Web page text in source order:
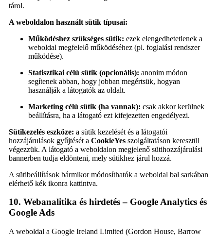
tárol.
A weboldalon használt sütik típusai:
Működéshez szükséges sütik: ezek elengedhetetlenek a
weboldal megfelelő működéséhez (pl. foglalási rendszer
működése).
Statisztikai célú sütik (opcionális): anonim módon
segítenek abban, hogy jobban megértsük, hogyan
használják a látogatók az oldalt.
Marketing célú sütik (ha vannak): csak akkor kerülnek
beállításra, ha a látogató ezt kifejezetten engedélyezi.
Sütikezelés eszköze: a sütik kezelését és a látogatói
hozzájárulások gyűjtését a CookieYes szolgáltatáson keresztül
végezzük. A látogató a weboldalon megjelenő sütihozzájárulási
bannerben tudja eldönteni, mely sütikhez járul hozzá.
A sütibeállítások bármikor módosíthatók a weboldal bal sarkában
elérhető kék ikonra kattintva.
10. Webanalitika és hirdetés – Google Analytics és
Google Ads
A weboldal a Google Ireland Limited (Gordon House, Barrow